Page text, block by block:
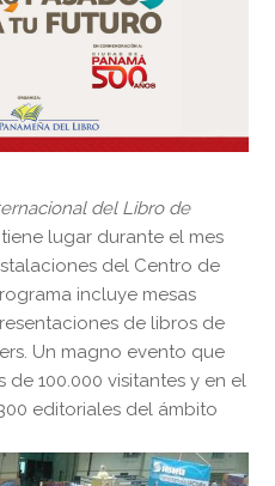
del Libro de
lugar durante el mes
del Centro de
incluye mesas
de libros de
Un magno evento que
100.000 visitantes y en el
editoriales del ámbito